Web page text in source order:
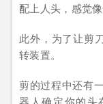
配上人头，感觉像
此外，为了让剪
转装置。
剪的过程中还有
器人确定你的头